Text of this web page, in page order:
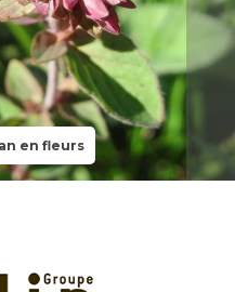
en fleurs